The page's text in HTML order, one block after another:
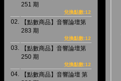
251 期
兌換點數:12
02.
【點數商品】音響論壇第
283 期
兌換點數:12
03.
【點數商品】音響論壇第
250 期
兌換點數:12
04.
【點數商品】音響論壇 第